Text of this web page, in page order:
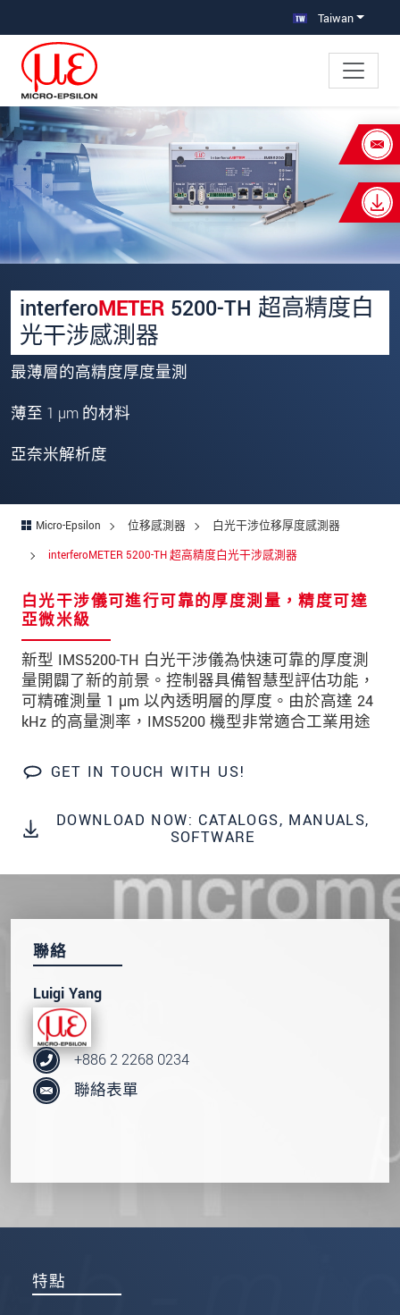
Taiwan
interferoMETER 5200-TH 超高精度白
光干涉感測器
最薄層的高精度厚度量測
薄至 1 µm 的材料
亞奈米解析度
Micro-Epsilon 位移感測器
白光干涉位移厚度感測器
interferoMETER 5200-TH 超高精度白光干涉感測器
白光干涉儀可進行可靠的厚度測量，精度可達
亞微米級
新型 IMS5200-TH 白光干涉儀為快速可靠的厚度測
量開闢了新的前景。控制器具備智慧型評估功能，
可精確測量 1 µm 以內透明層的厚度。由於高達 24
kHz 的高量測率，IMS5200 機型非常適合工業用途
GET IN TOUCH WITH US!
DOWNLOAD NOW: CATALOGS, MANUALS,
SOFTWARE
特點
聯絡
Luigi Yang
+886 2 2268 0234
聯絡表單
×
Your request for: interferoMETER 5200-
TH 超高精度白光干涉感測器
連絡電話
E-Mail信箱*
我們謹慎的保護客戶個資，詳見